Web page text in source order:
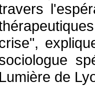
Lumière de